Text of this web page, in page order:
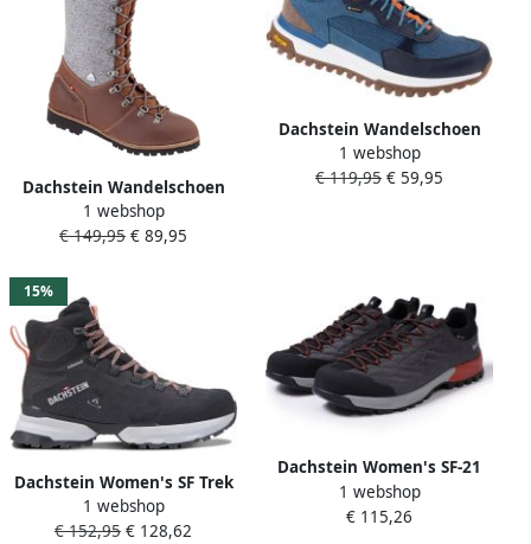
Dachstein Wandelschoen
Women Lotti Dark Brown
1 webshop
€ 149,95 € 89,95
Dachstein Wandelschoen
Men Phil LC GTX Dark Blue
21
1 webshop
€ 119,95 € 59,95
15%
Dachstein Women's SF Trek
Guide MC WP
Wandelschoenen grijs
1 webshop
€ 152,95 € 128,62
Dachstein Women's SF-21
GTX Multisportschoenen
blauw
1 webshop
€ 115,26